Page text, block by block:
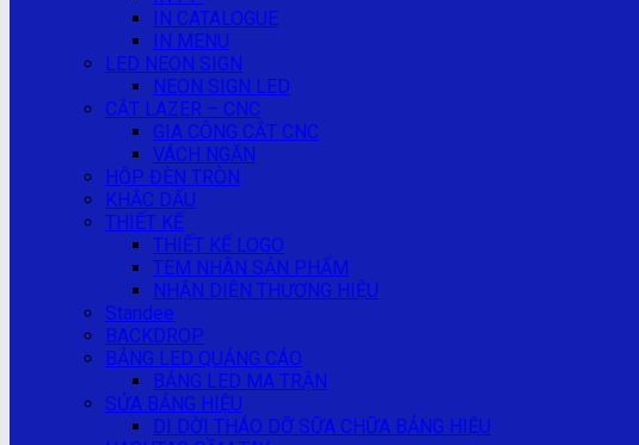
IN CATALOGUE
IN MENU
LED NEON SIGN
NEON SIGN LED
CẮT LAZER – CNC
GIA CÔNG CẮT CNC
VÁCH NGĂN
HỘP ĐÈN TRÒN
KHẮC DẤU
THIẾT KẾ
THIẾT KẾ LOGO
TEM NHÃN SẢN PHẨM
NHẬN DIỆN THƯƠNG HIỆU
Standee
BACKDROP
BẢNG LED QUẢNG CÁO
BẢNG LED MA TRẬN
SỬA BẢNG HIỆU
DI DỜI THÁO DỠ SỮA CHỮA BẢNG HIỆU